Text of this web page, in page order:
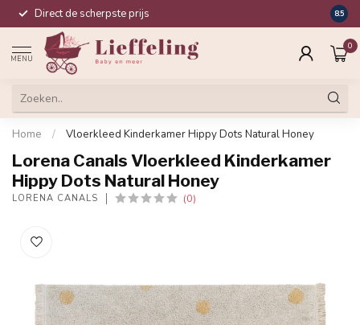
Direct de scherpste prijs 8.5
MENU
0
Home / Vloerkleed Kinderkamer Hippy Dots Natural Honey
Lorena Canals Vloerkleed Kinderkamer
Hippy Dots Natural Honey
LORENA CANALS (0)